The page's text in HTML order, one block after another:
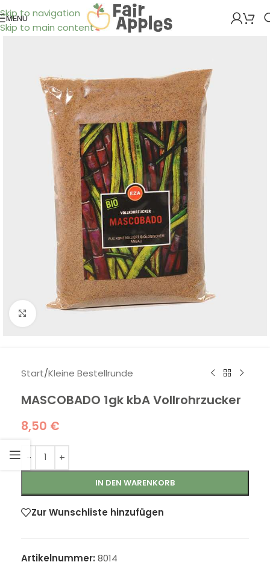
Skip to navigation
Skip to main content
MENÜ
Klick zum Vergrößern
Start/Kleine Bestellrunde
MASCOBADO 1gk kbA Vollrohrzucker
8,50 €
IN DEN WARENKORB
Zur Wunschliste hinzufügen
Artikelnummer: 8014